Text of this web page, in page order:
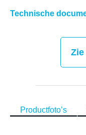
Technische
Productfoto’s